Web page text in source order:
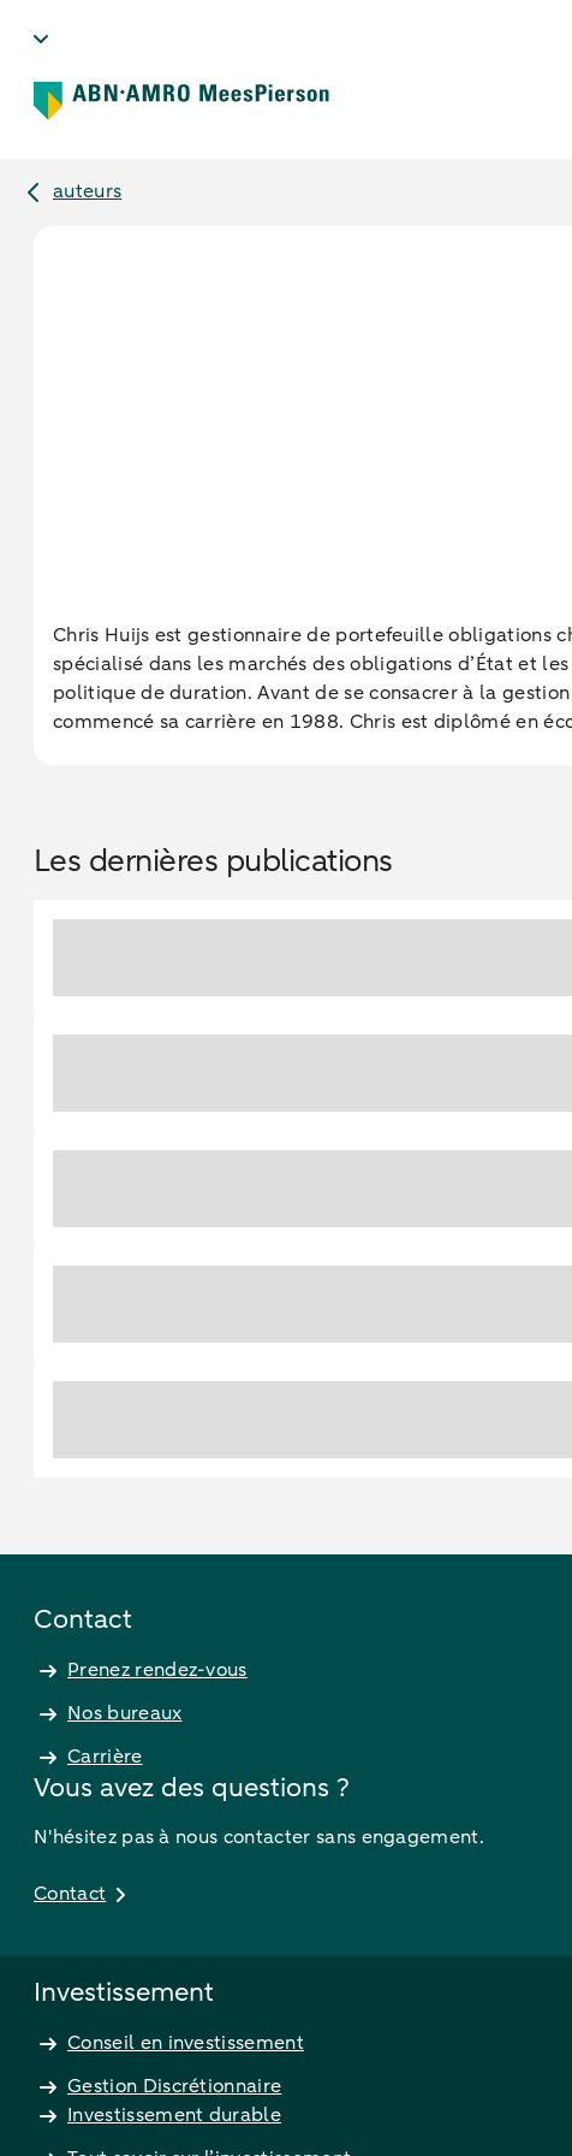
auteurs
Chris Huijs est gestionnaire de portefeuille obligations
spécialisé dans les marchés des obligations d’État et
politique de duration. Avant de se consacrer à la
commencé sa carrière en 1988. Chris est diplômé en
Les dernières publications
Contact
Prenez rendez-vous
Nos bureaux
Carrière
Vous avez des questions ?
N'hésitez pas à nous contacter sans engagement.
Contact
Investissement
Conseil en investissement
Gestion Discrétionnaire
Investissement durable